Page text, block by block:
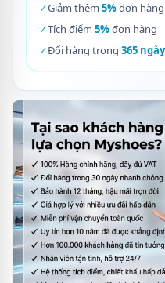
✓Giảm thêm 5%đơn hàng
✓Tích điểm 5%đơn hàng
✓Đổi hàng trong 365 ngày